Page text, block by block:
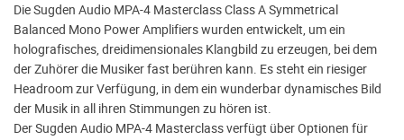
Die Sugden Audio MPA-4 Masterclass Class A Symmetrical
Balanced Mono Power Amplifiers wurden entwickelt, um ein
holografisches, dreidimensionales Klangbild zu erzeugen, bei dem
der Zuhörer die Musiker fast berühren kann. Es steht ein riesiger
Headroom zur Verfügung, in dem ein wunderbar dynamisches Bild
der Musik in all ihren Stimmungen zu hören ist.
Der Sugden Audio MPA-4 Masterclass verfügt über Optionen für